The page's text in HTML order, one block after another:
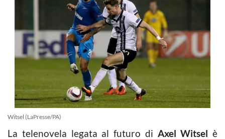
Witsel (LaPresse/PA)
La telenovela legata al futuro di Axel Witsel è